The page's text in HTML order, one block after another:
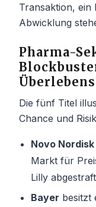
Transaktion, ein
Abwicklung
Pharma-
Die fünf Titel
Chance und
Novo Nordisk
Markt für
Lilly abgestraft
Bayer besitzt